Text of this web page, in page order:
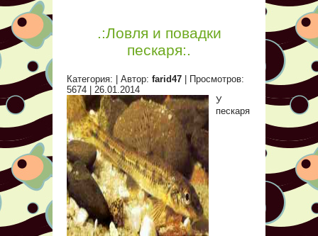
.:Ловля и повадки
пескаря:.
Категория: | Автор: farid47 | Просмотров:
5674 | 26.01.2014
У
пескаря